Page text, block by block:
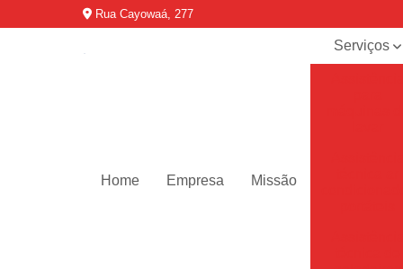
Rua Cayowaá, 277
Home Empresa Missão
Serviços